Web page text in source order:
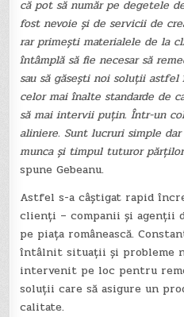
că pot să număr pe degetele
fost nevoie și de servicii de
rar primești materialele de la
întâmplă să fie necesar să
sau să găsești noi soluții
celor mai înalte standarde de
să mai intervii puțin. Într-un
aliniere. Sunt lucruri simple
munca și timpul tuturor
spune Gebeanu.
Astfel s-a câștigat rapid
clienți – companii și agenții
pe piața românească.
întâlnit situații și probleme
intervenit pe loc pentru
soluții care să asigure un
calitate.